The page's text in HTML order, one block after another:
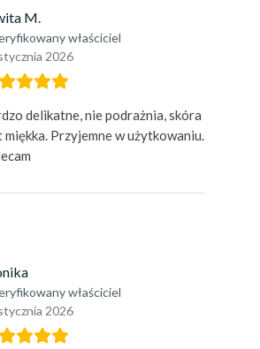
M.
właściciel
2026
delikatne, nie podrażnia, skóra
miękka. Przyjemne w użytkowaniu.
właściciel
2026